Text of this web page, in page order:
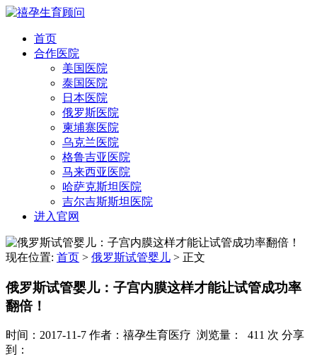
首页
合作医院
美国医院
泰国医院
日本医院
俄罗斯医院
柬埔寨医院
乌克兰医院
格鲁吉亚医院
马来西亚医院
哈萨克斯坦医院
吉尔吉斯斯坦医院
进入官网
现在位置: 首页 > 俄罗斯试管婴儿 > 正文
俄罗斯试管婴儿：子宫内膜这样才能让试管成功率
翻倍！
时间：2017-11-7 作者：禧孕生育医疗 浏览量： 411 次 分享
到：